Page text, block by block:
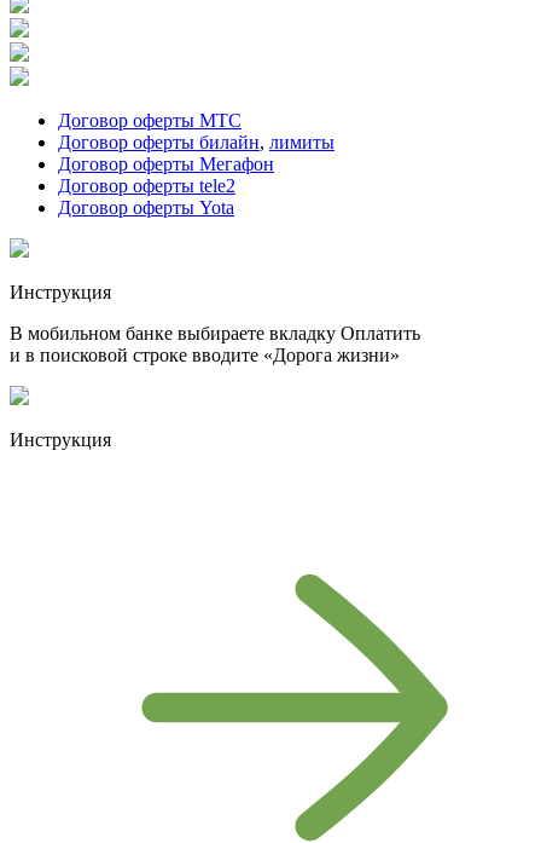
Договор оферты МТС
Договор оферты билайн, лимиты
Договор оферты Мегафон
Договор оферты tele2
Договор оферты Yota
Инструкция
В мобильном банке выбираете вкладку Оплатить
и в поисковой строке вводите «Дорога жизни»
Инструкция